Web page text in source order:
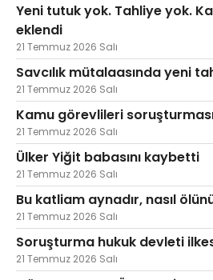
Yeni tutuk yok. Tahliye yok.
eklendi
21 Temmuz 2026 Salı
Savcılık mütalaasında yeni
21 Temmuz 2026 Salı
Kamu görevlileri
21 Temmuz 2026 Salı
Ülker Yiğit babasını kaybetti
21 Temmuz 2026 Salı
Bu katliam aynadır, nasıl
21 Temmuz 2026 Salı
Soruşturma hukuk devleti
21 Temmuz 2026 Salı